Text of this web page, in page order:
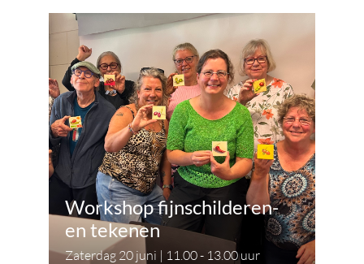
Workshop fijnschilderen-
en tekenen
Zaterdag 20 juni | 11.00 - 13.00 uur